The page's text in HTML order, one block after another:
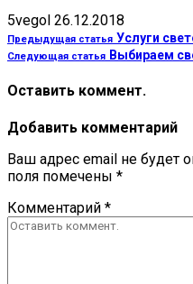
5vegol 26.12.2018
Предыдущая статья Услуги
Следующая статья Выбираем
Оставить коммент.
Добавить комментарий
Ваш адрес email не будет
поля помечены *
Комментарий *